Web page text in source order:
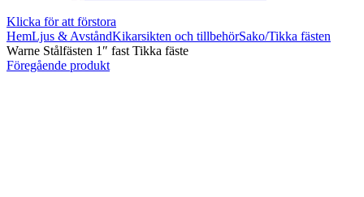
Klicka för att förstora
HemLjus & AvståndKikarsikten och tillbehörSako/Tikka fästen
Warne Stålfästen 1″ fast Tikka fäste
Föregående produkt